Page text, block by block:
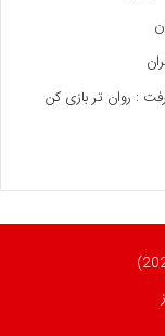
: روان تر بازی کن